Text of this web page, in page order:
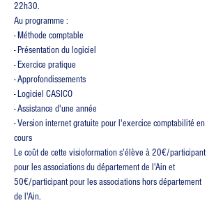
22h30.
Au programme :
- Méthode comptable
- Présentation du logiciel
- Exercice pratique
- Approfondissements
- Logiciel CASICO
- Assistance d'une année
- Version internet gratuite pour l'exercice comptabilité en
cours
Le coût de cette visioformation s'élève à 20€/participant
pour les associations du département de l'Ain et
50€/participant pour les associations hors département
de l'Ain.